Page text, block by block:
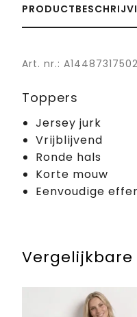
Art. nr.: A14487317502
Toppers
Jersey jurk
Vrijblijvend
Ronde hals
Korte mouw
Eenvoudige